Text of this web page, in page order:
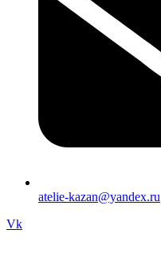
atelie-kazan@yandex.ru
Vk